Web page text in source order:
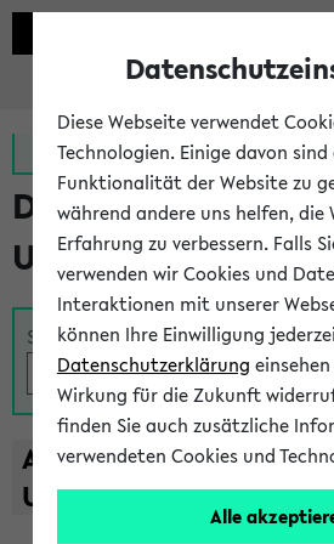
Zur MeineUni App
Das Lehrangebot
Universität
Suche
A B C D E F G H I J K L
U
V W X
Diese Webseite verwendet
Technologien. Einige davon
Funktionalität der Website zu
während andere uns helfen, die
Erfahrung zu verbessern. Falls
verwenden wir Cookies und
Interaktionen mit unserer
können Ihre Einwilligung
Datenschutzerklärung
Wirkung für die Zukunft
finden Sie auch zusätzliche
verwendeten Cookies und
Alle